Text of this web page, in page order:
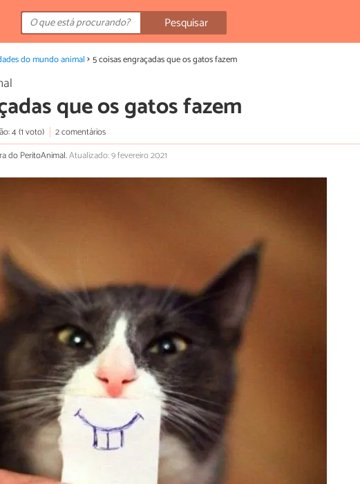
Pesquisar
do mundo animal 5 coisas engraçadas que os gatos fazem
que os gatos fazem
4 (1 voto)
2 comentários
do PeritoAnimal.Atualizado: 9 fevereiro 2021